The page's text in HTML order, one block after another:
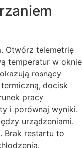
Otwórz telemetrię
temperatur w oknie
rosnący
docisk
pracy
i porównaj wyniki.
urządzeniami.
Brak restartu to